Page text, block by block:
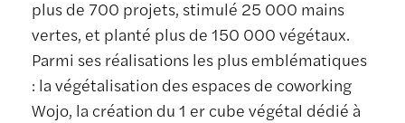
plus de 700 projets, stimulé 25 000 mains
vertes, et planté plus de 150 000 végétaux.
Parmi ses réalisations les plus emblématiques
: la végétalisation des espaces de coworking
Wojo, la création du 1 er cube végétal dédié à